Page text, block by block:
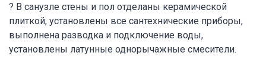
? В санузле стены и пол отделаны керамической
плиткой, установлены все сантехнические приборы,
выполнена разводка и подключение воды,
установлены латунные однорычажные смесители.